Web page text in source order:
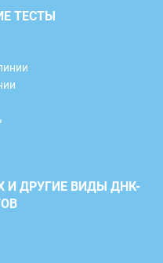
ТЕСТЫ
И ДРУГИЕ ВИДЫ ДНК-